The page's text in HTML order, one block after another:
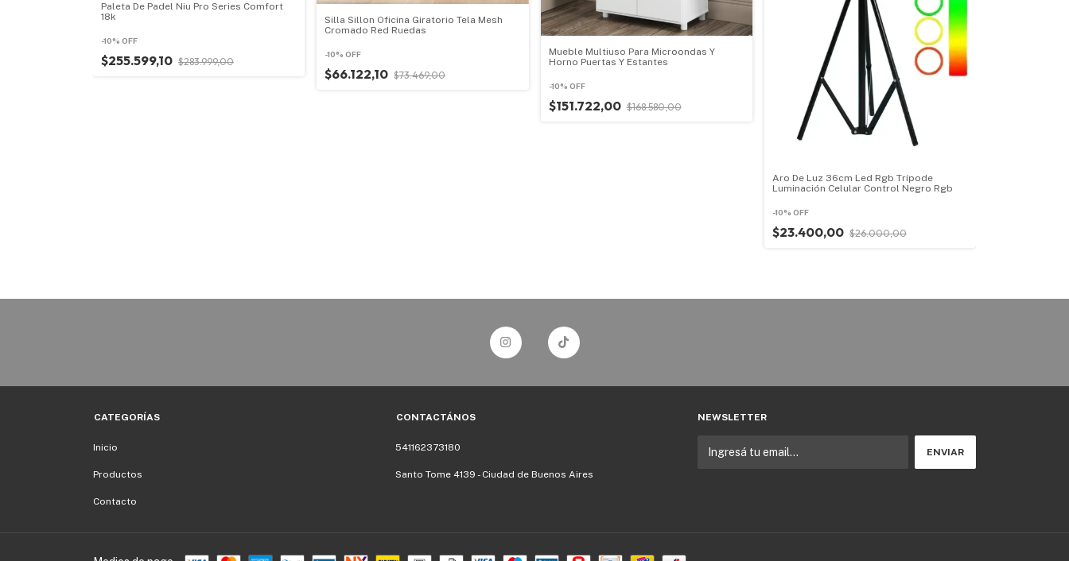
Paleta De Padel Niu Pro Series Comfort
18k
-10% OFF
$255.599,10 $283.999,00
Silla Sillon Oficina Giratorio Tela Mesh
Cromado Red Ruedas
-10%OFF
$66.122,10 $73.469,00
Mueble Multiuso Para Microondas Y
Horno Puertas Y Estantes
-10% OFF
$151.722,00 $168.580,00
Aro De Luz 36cm Led Rgb Trípode
Luminación Celular Control Negro Rgb
-10% OFF
$23.400,00 $26.000,00
CATEGORÍAS
Inicio
Productos
Contacto
CONTACTÁNOS
541162373180
Santo Tome 4139 - Ciudad de Buenos Aires
NEWSLETTER